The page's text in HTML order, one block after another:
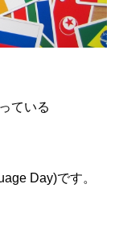
ている
Day)です。